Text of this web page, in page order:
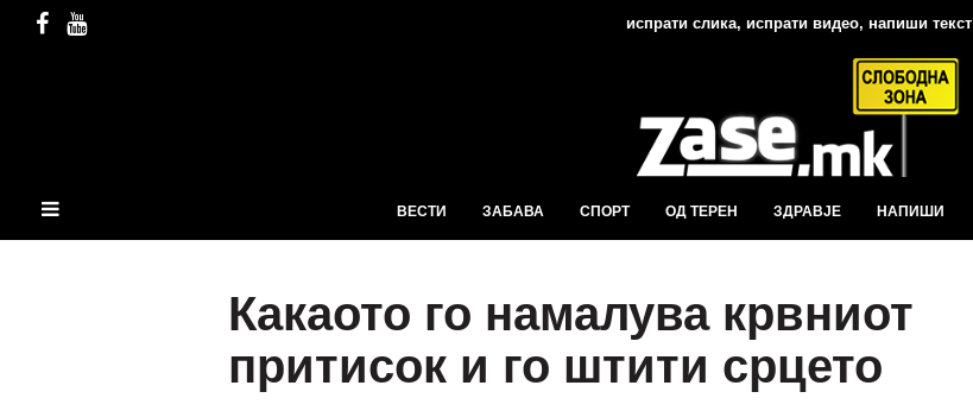
испрати слика, испрати видео, напиши текст
ВЕСТИ ЗАБАВА СПОРТ ОД ТЕРЕН ЗДРАВЈЕ НАПИШИ
Какаото го намалува крвниот
притисок и го штити срцето